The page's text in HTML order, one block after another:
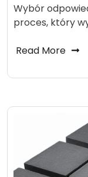
Wybór
proces, który
Read More